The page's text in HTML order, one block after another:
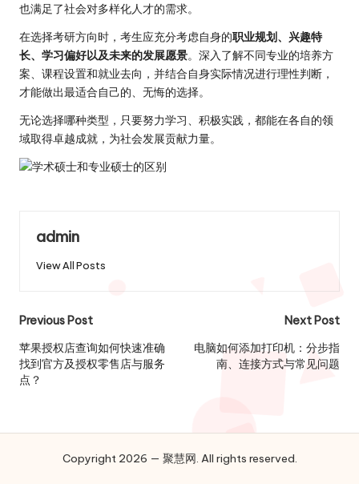
也满足了社会对多样化人才的需求。
在选择考研方向时，考生应充分考虑自身的职业规划、兴趣特
长、学习偏好以及未来的发展愿景。深入了解不同专业的培养方
案、课程设置和就业去向，并结合自身实际情况进行理性判断，
才能做出最适合自己的、无悔的选择。
无论选择哪种类型，只要努力学习、积极实践，都能在各自的领
域取得卓越成就，为社会发展贡献力量。
admin
View All Posts
Post
navigation
Previous Post
苹果授权店查询如何快速准确
找到官方及授权零售店与服务
点？
Next Post
电脑如何添加打印机：分步指
南、连接方式与常见问题
Copyright 2026 — 聚慧网. All rights reserved.